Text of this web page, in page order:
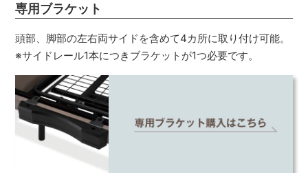
専用ブラケット
頭部、脚部の左右両サイドを含めて4カ所に取り付け可能。
※サイドレール1本につきブラケットが1つ必要です。